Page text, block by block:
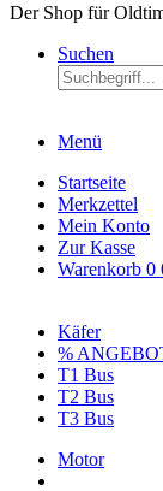
Der Shop für
Suchen
Menü
Startseite
Merkzettel
Mein Konto
Zur Kasse
Warenkorb 0
Käfer
%
T1 Bus
T2 Bus
T3 Bus
Motor